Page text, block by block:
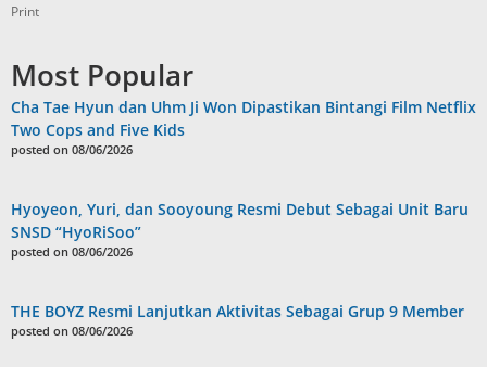
Print
Most Popular
Cha Tae Hyun dan Uhm Ji Won Dipastikan Bintangi Film Netflix
Two Cops and Five Kids
posted on 08/06/2026
Hyoyeon, Yuri, dan Sooyoung Resmi Debut Sebagai Unit Baru
SNSD “HyoRiSoo”
posted on 08/06/2026
THE BOYZ Resmi Lanjutkan Aktivitas Sebagai Grup 9 Member
posted on 08/06/2026